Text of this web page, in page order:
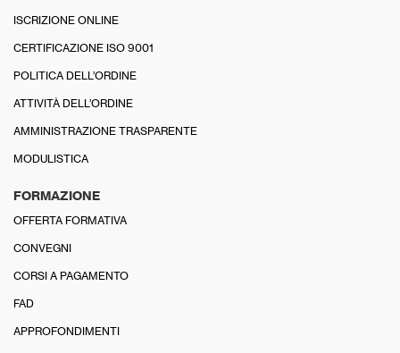
ISCRIZIONE ONLINE
CERTIFICAZIONE ISO 9001
POLITICA DELL’ORDINE
ATTIVITÀ DELL’ORDINE
AMMINISTRAZIONE TRASPARENTE
MODULISTICA
FORMAZIONE
OFFERTA FORMATIVA
CONVEGNI
CORSI A PAGAMENTO
FAD
APPROFONDIMENTI